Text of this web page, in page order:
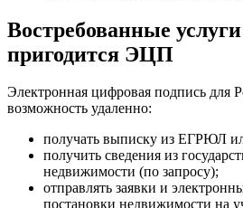
Востребованные услуги
пригодится ЭЦП
Электронная цифровая подпись для
возможность удаленно:
получать выписку из ЕГРЮЛ
получить сведения из
недвижимости (по запросу);
отправлять заявки и
постановки недвижимости на